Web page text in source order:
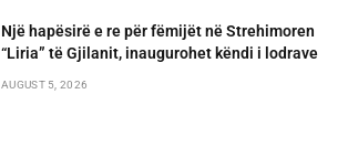
Një hapësirë e re për fëmijët në Strehimoren
“Liria” të Gjilanit, inaugurohet këndi i lodrave
AUGUST 5, 2026